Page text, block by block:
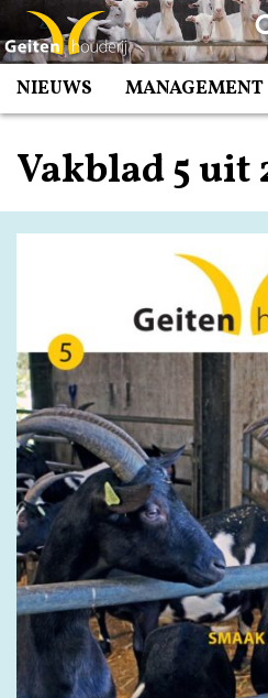
Spring
naar
inhoud
NIEUWS MANAGEMENT
Vakblad 5 uit